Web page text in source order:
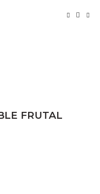
FRUTAL